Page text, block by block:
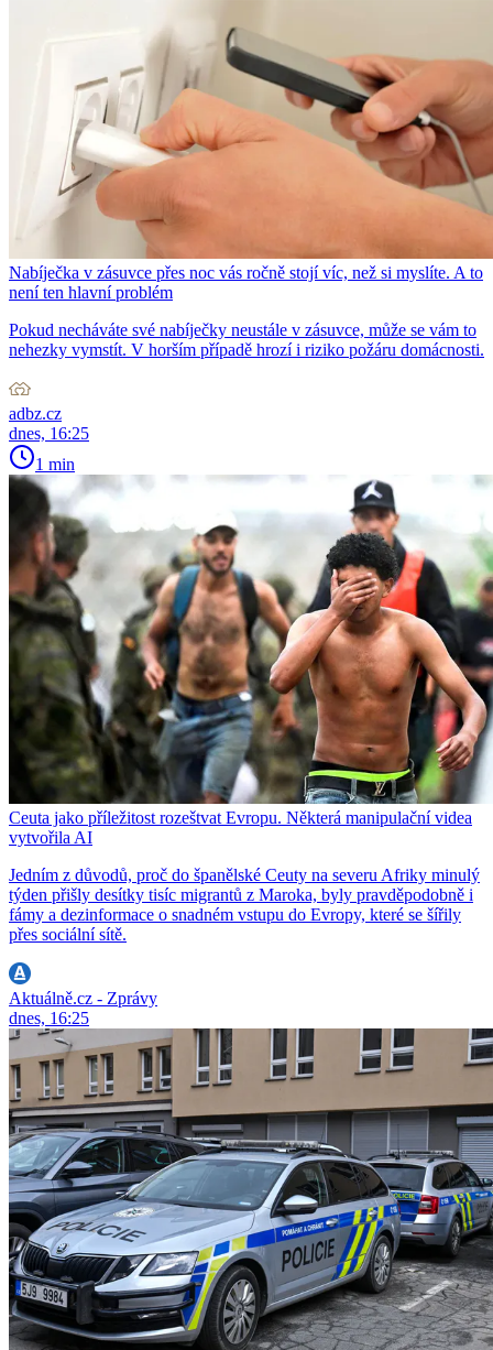
Nabíječka v zásuvce přes noc vás ročně stojí víc, než si myslíte. A to
není ten hlavní problém
Pokud necháváte své nabíječky neustále v zásuvce, může se vám to
nehezky vymstít. V horším případě hrozí i riziko požáru domácnosti.
adbz.cz
dnes, 16:25
1 min
Ceuta jako příležitost rozeštvat Evropu. Některá manipulační videa
vytvořila AI
Jedním z důvodů, proč do španělské Ceuty na severu Afriky minulý
týden přišly desítky tisíc migrantů z Maroka, byly pravděpodobně i
fámy a dezinformace o snadném vstupu do Evropy, které se šířily
přes sociální sítě.
Aktuálně.cz - Zprávy
dnes, 16:25